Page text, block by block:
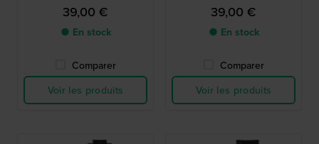
39,00 €
● En stock
Comparer
Voir les produits
39,00 €
● En stock
Comparer
Voir les produits